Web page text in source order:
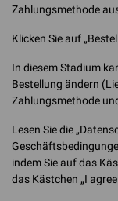
Zahlungsmethode
Klicken Sie auf
In diesem Stadium
Bestellung ändern
Zahlungsmethode
Lesen Sie die
indem Sie auf das
das Kästchen „I